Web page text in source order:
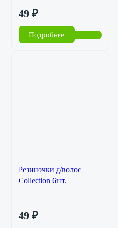
49 ₽
Подробнее
Резиночки д/волос
Collection 6шт.
49 ₽